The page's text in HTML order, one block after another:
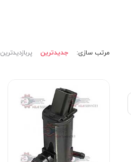
مرتب‌ سازی: جدیدترین پربازدیدترین